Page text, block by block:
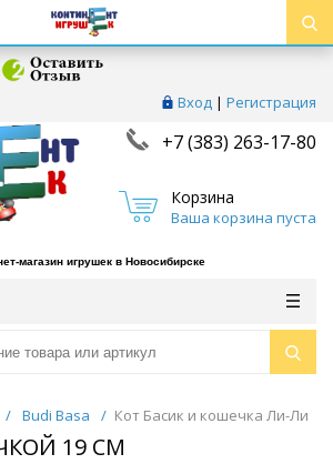
Вход | Регистрация
+7 (383) 263-17-80
Корзина
Ваша корзина пуста
магазин игрушек в Новосибирске
/ Budi Basa / Кот Басик и кошечка Ли-Ли
19 СМ